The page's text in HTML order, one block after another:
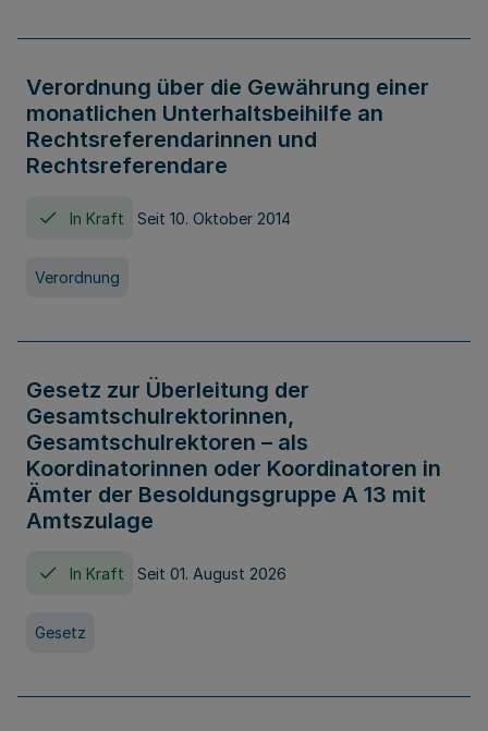
Verordnung über die Gewährung einer
monatlichen Unterhaltsbeihilfe an
Rechtsreferendarinnen und
Rechtsreferendare
In Kraft Seit 10. Oktober 2014
Verordnung
Gesetz zur Überleitung der
Gesamtschulrektorinnen,
Gesamtschulrektoren – als
Koordinatorinnen oder Koordinatoren in
Ämter der Besoldungsgruppe A 13 mit
Amtszulage
In Kraft Seit 01. August 2026
Gesetz